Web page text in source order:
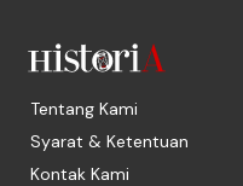
Tentang Kami
Syarat & Ketentuan
Kontak Kami